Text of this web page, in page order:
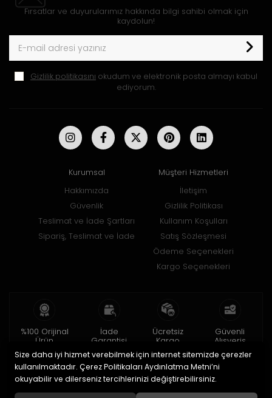
Fırsatlar ve duyurularımız hakkında bilgi sahibi olmak için
kaydolun!
Gizlilik politikasını okudum ve elektronik posta almayı kabul
ediyorum.
Kurumsal
Hakkımızda
Güvenlik
Teslimat ve İade Şartları
Sipariş, Teslimat ve İade
Müşteri Hizmetleri
İletişim
Gizlilik Politikası
Kullanım Koşulları
Satış Sözleşmesi
Ödeme Seçenekleri
Kargo Seçenekleri
%100 Orijinal
Ürün
2 yıl garanti
İade
Garantisi
15 gün içinde
iade
Ücretsiz
Kargo
150 TL ve üzeri
Güvenli
Alışveriş
256bit SSL ile
Size daha iyi hizmet verebilmek için internet sitemizde çerezler
kullanılmaktadır. Çerez Politikaları Aydınlatma Metni’ni
okuyabilir ve dilerseniz tercihlerinizi değiştirebilirsiniz.